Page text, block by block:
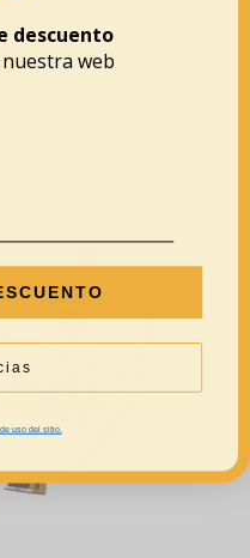
descuento
web
uso del sitio.